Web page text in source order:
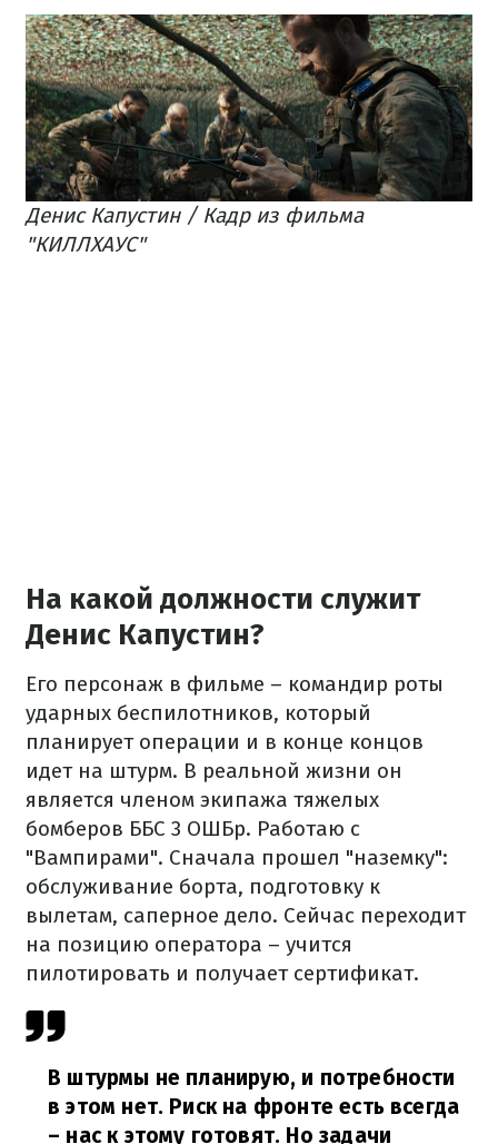
Денис Капустин / Кадр из фильма
"КИЛЛХАУС"
На какой должности служит
Денис Капустин?
Его персонаж в фильме – командир роты
ударных беспилотников, который
планирует операции и в конце концов
идет на штурм. В реальной жизни он
является членом экипажа тяжелых
бомберов ББС 3 ОШБр. Работаю с
"Вампирами". Сначала прошел "наземку":
обслуживание борта, подготовку к
вылетам, саперное дело. Сейчас переходит
на позицию оператора – учится
пилотировать и получает сертификат.
В штурмы не планирую, и потребности
в этом нет. Риск на фронте есть всегда
– нас к этому готовят. Но задачи